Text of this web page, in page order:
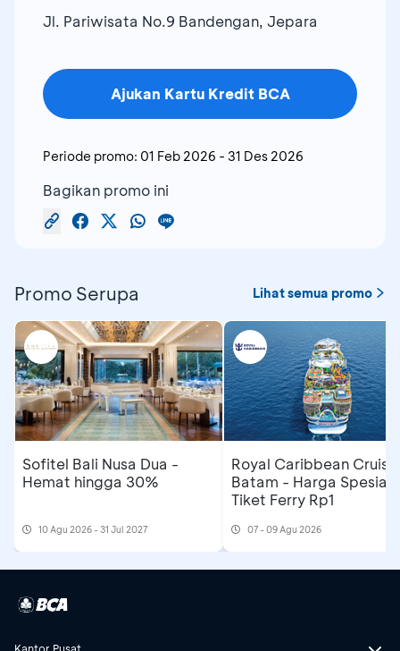
Jl. Pariwisata No.9 Bandengan, Jepara
Ajukan Kartu Kredit BCA
Periode promo: 01 Feb 2026 - 31 Des 2026
Bagikan promo ini
Promo Serupa Lihat semua promo
Sofitel Bali Nusa Dua -
Hemat hingga 30%
10 Agu 2026 - 31 Jul 2027
Royal Caribbean Cruise
Batam - Harga Spesial
Tiket Ferry Rp1
07 - 09 Agu 2026
Kantor Pusat